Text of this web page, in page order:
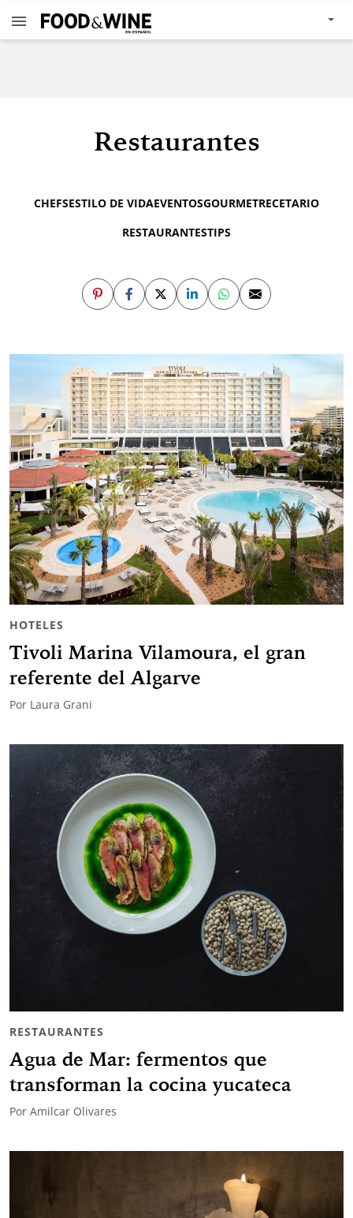
Restaurantes
CHEFSESTILO DE VIDAEVENTOSGOURMETRECETARIO
RESTAURANTESTIPS
HOTELES
Tivoli Marina Vilamoura, el gran
referente del Algarve
Por Laura Grani
RESTAURANTES
Agua de Mar: fermentos que
transforman la cocina yucateca
Por Amilcar Olivares